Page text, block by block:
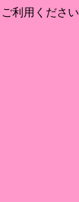
利用ください